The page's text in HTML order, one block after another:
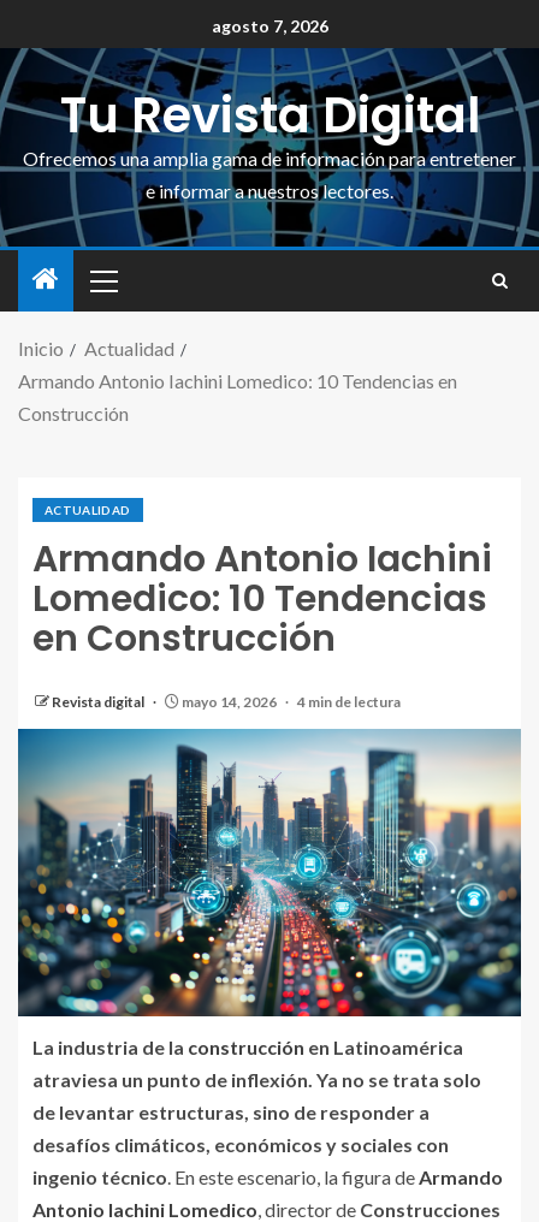
agosto 7, 2026
Tu Revista Digital
Ofrecemos una amplia gama de información para entretener
e informar a nuestros lectores.
Inicio
Actualidad
Armando Antonio Iachini Lomedico: 10 Tendencias en
Construcción
ACTUALIDAD
Armando Antonio Iachini
Lomedico: 10 Tendencias
en Construcción
Revista digital mayo 14, 2026 4 min de lectura
La industria de la construcción en Latinoamérica
atraviesa un punto de inflexión. Ya no se trata solo
de levantar estructuras, sino de responder a
desafíos climáticos, económicos y sociales con
ingenio técnico. En este escenario, la figura deArmando
Antonio Iachini Lomedico, director de Construcciones